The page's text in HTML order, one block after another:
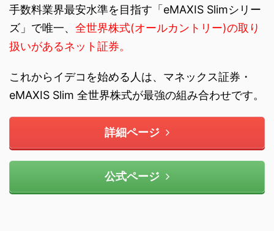
手数料業界最安水準を目指す「eMAXIS Slimシリー
ズ」で唯一、 全世界株式(オールカントリー)の取り
扱いがあるネット証券。
これからイデコを始める人は、マネックス証券・
eMAXIS Slim 全世界株式が最強の組み合わせです。
詳細ページ
公式ページ